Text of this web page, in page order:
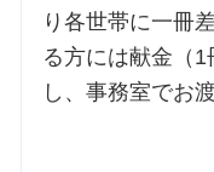
り各世帯に一冊
る方には献金（
し、事務室でお